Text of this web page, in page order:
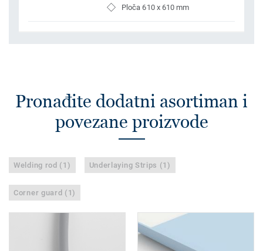
Ploča 610 x 610 mm
Pronađite dodatni asortiman i
povezane proizvode
Welding rod (1) Underlaying Strips (1)
Corner guard (1)